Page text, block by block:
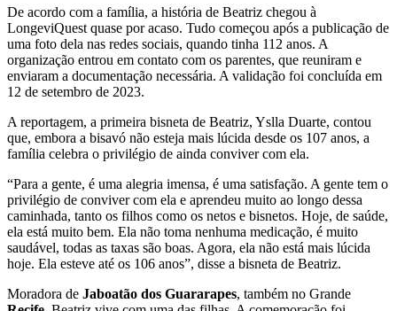
De acordo com a família, a história de Beatriz chegou à
LongeviQuest quase por acaso. Tudo começou após a publicação de
uma foto dela nas redes sociais, quando tinha 112 anos. A
organização entrou em contato com os parentes, que reuniram e
enviaram a documentação necessária. A validação foi concluída em
12 de setembro de 2023.
A reportagem, a primeira bisneta de Beatriz, Yslla Duarte, contou
que, embora a bisavó não esteja mais lúcida desde os 107 anos, a
família celebra o privilégio de ainda conviver com ela.
“Para a gente, é uma alegria imensa, é uma satisfação. A gente tem o
privilégio de conviver com ela e aprendeu muito ao longo dessa
caminhada, tanto os filhos como os netos e bisnetos. Hoje, de saúde,
ela está muito bem. Ela não toma nenhuma medicação, é muito
saudável, todas as taxas são boas. Agora, ela não está mais lúcida
hoje. Ela esteve até os 106 anos”, disse a bisneta de Beatriz.
Moradora de Jaboatão dos Guararapes, também no Grande